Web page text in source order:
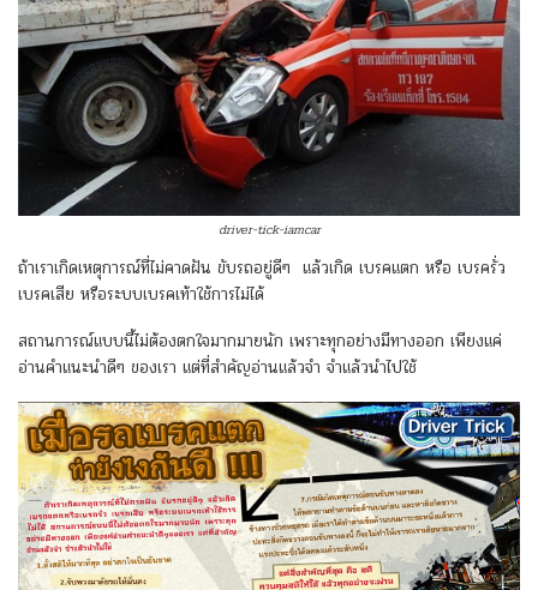
driver-tick-iamcar
ถ้าเราเกิดเหตุการณ์ที่ไม่คาดฝัน ขับรถอยู่ดีๆ แล้วเกิด เบรคแตก หรือ เบรครั่ว
เบรคเสีย หรือระบบเบรคเท้าใช้การไม่ได้
สถานการณ์แบบนี้ไม่ต้องตกใจมากมายนัก เพราะทุกอย่างมีทางออก เพียงแค่
อ่านคำแนะนำดีๆ ของเรา แต่ที่สำคัญอ่านแล้วจำ จำแล้วนำไปใช้